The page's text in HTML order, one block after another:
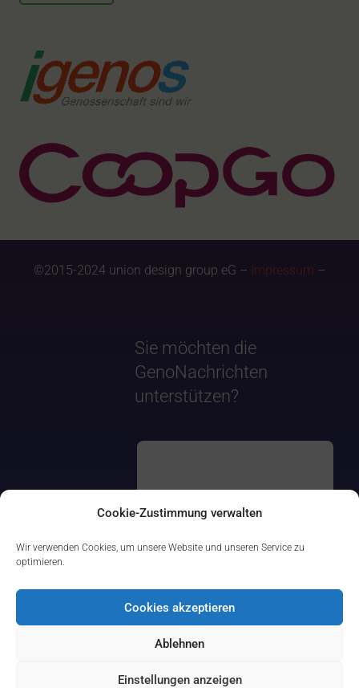
Cookie-Zustimmung verwalten
Wir verwenden Cookies, um unsere Website und unseren Service zu
optimieren.
Cookies akzeptieren
Ablehnen
Einstellungen anzeigen
©2015-2024 union design group eG – Impressum –
Sie möchten die
GenoNachrichten
unterstützen?